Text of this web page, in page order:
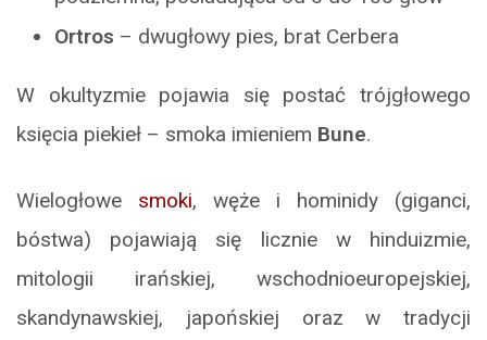
Ortros – dwugłowy pies, brat Cerbera
W okultyzmie pojawia się postać trójgłowego
księcia piekieł – smoka imieniem Bune.
Wielogłowe smoki, węże i hominidy (giganci,
bóstwa) pojawiają się licznie w hinduizmie,
mitologii irańskiej, wschodnioeuropejskiej,
skandynawskiej, japońskiej oraz w tradycji